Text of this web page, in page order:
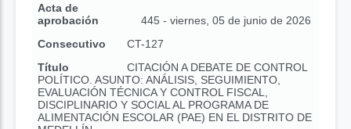
Acta de
aprobación
445 - viernes, 05 de junio de 2026
Consecutivo
CT-127
Título
CITACIÓN A DEBATE DE CONTROL
POLÍTICO. ASUNTO: ANÁLISIS, SEGUIMIENTO,
EVALUACIÓN TÉCNICA Y CONTROL FISCAL,
DISCIPLINARIO Y SOCIAL AL PROGRAMA DE
ALIMENTACIÓN ESCOLAR (PAE) EN EL DISTRITO DE